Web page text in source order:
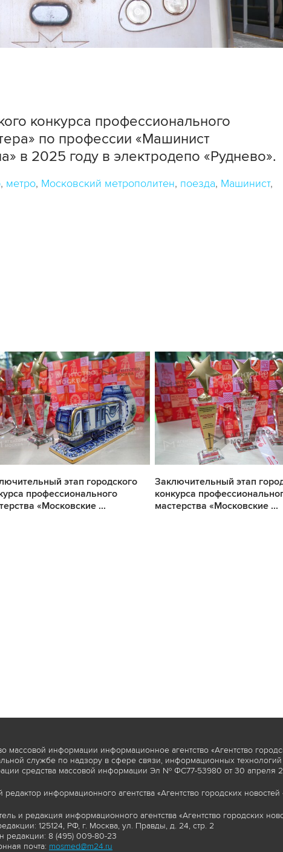
конкурса профессионального
по профессии «Машинист
в 2025 году в электродепо «Руднево».
метро Московский метрополитен поезда Машинист
этап городского
профессионального
«Московские ...
Заключительный этап
конкурса
мастерства «Московские ...
массовой информации информационное агентство «Агентство
службе по надзору в сфере связи, информационных
средства массовой информации Эл № ФС77-53980 от 30 апреля
редактор информационного агентства «Агентство городских
и редакция информационного агентства «Агентство городских
125124, РФ, г. Москва, ул. Правды, д. 24, стр. 2
редакции: 8 (495) 009-80-23
почта: mosmed@m24.ru